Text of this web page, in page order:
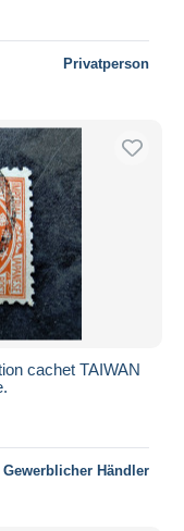
Privatperson
cachet TAIWAN
Gewerblicher Händler